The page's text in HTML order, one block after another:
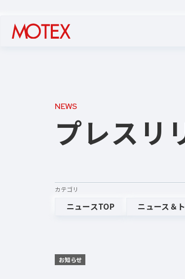
NEWS
プレスリ
カテゴリ
ニュースTOP ニュース＆
お知らせ